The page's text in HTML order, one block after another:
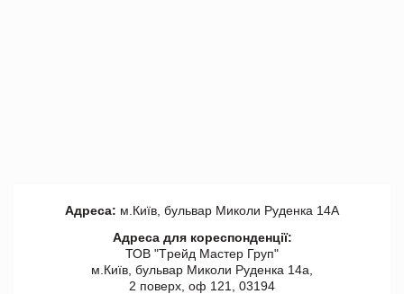
Адреса: м.Київ, бульвар Миколи Руденка 14А
Адреса для кореспонденції:
ТОВ "Tрейд Мастер Груп"
м.Київ, бульвар Миколи Руденка 14а,
2 поверх, оф 121, 03194